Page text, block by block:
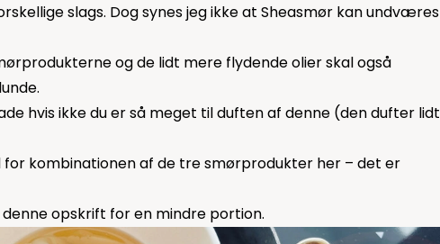
slags. Dog synes jeg ikke at Sheasmør kan undværes
og de lidt mere flydende olier skal også
hvis ikke du er så meget til duften af denne (den dufter lidt
for kombinationen af de tre smørprodukter her – det er
opskrift for en mindre portion.